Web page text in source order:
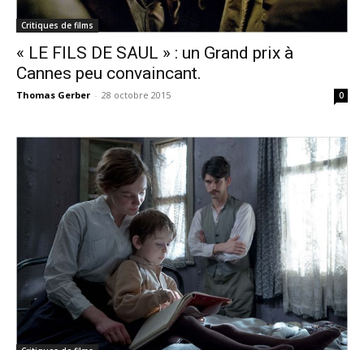
Critiques de films
« LE FILS DE SAUL » : un Grand prix à
Cannes peu convaincant.
Thomas Gerber - 28 octobre 2015 0